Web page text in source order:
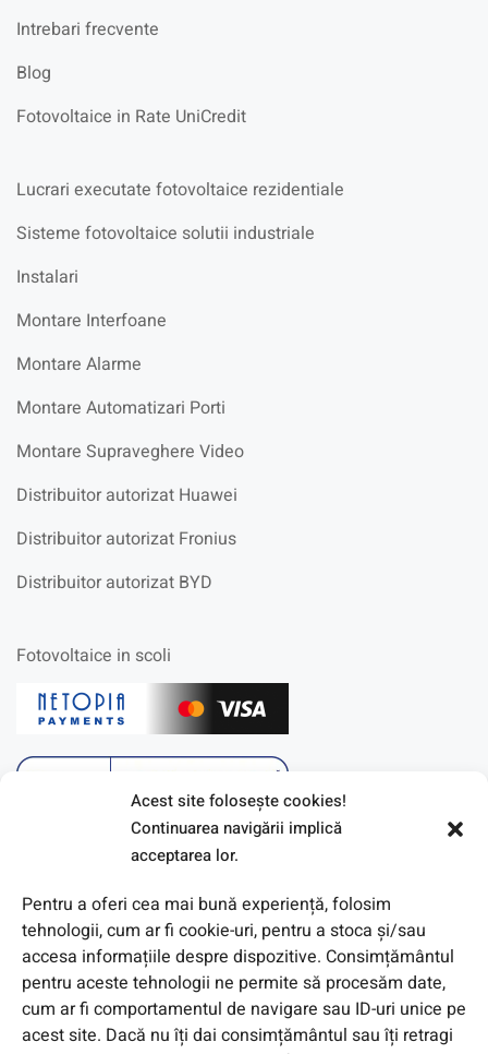
Acest site foloseşte cookies!
Continuarea navigării implică
acceptarea lor.
Pentru a oferi cea mai bună experiență, folosim
tehnologii, cum ar fi cookie-uri, pentru a stoca și/sau
accesa informațiile despre dispozitive. Consimțământul
pentru aceste tehnologii ne permite să procesăm date,
cum ar fi comportamentul de navigare sau ID-uri unice pe
acest site. Dacă nu îți dai consimțământul sau îți retragi
Intrebari frecvente
Blog
Fotovoltaice in Rate UniCredit
Lucrari executate fotovoltaice rezidentiale
Sisteme fotovoltaice solutii industriale
Instalari
Montare Interfoane
Montare Alarme
Montare Automatizari Porti
Montare Supraveghere Video
Distribuitor autorizat Huawei
Distribuitor autorizat Fronius
Distribuitor autorizat BYD
Fotovoltaice in scoli